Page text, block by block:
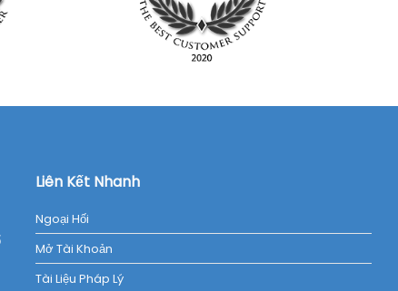
Liên Kết Nhanh
Ngoại Hối
Mở Tài Khoản
Tài Liệu Pháp Lý